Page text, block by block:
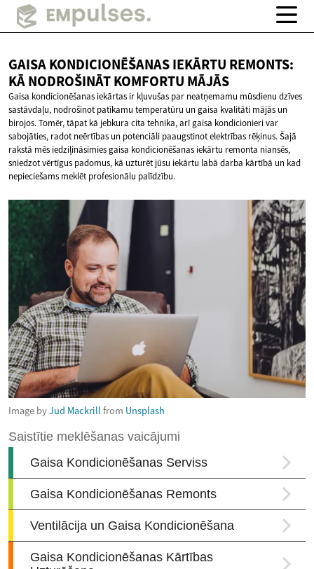
GAISA KONDICIONĒŠANAS IEKĀRTU REMONTS:
KĀ NODROŠINĀTKOMFORTU MĀJĀS
Gaisa kondicionēšanas iekārtas ir kļuvušas par neatņemamu mūsdienu dzīves
sastāvdaļu, nodrošinot patīkamu temperatūru un gaisa kvalitāti mājās un
birojos. Tomēr, tāpat kā jebkura cita tehnika, arī gaisa kondicionieri var
sabojāties, radot neērtības un potenciāli paaugstinot elektrības rēķinus. Šajā
rakstā mēs iedziļināsimies gaisa kondicionēšanas iekārtu remonta niansēs,
sniedzot vērtīgus padomus, kā uzturēt jūsu iekārtu labā darba kārtībā un kad
nepieciešams meklēt profesionālu palīdzību.
Image byJud Mackrill from Unsplash